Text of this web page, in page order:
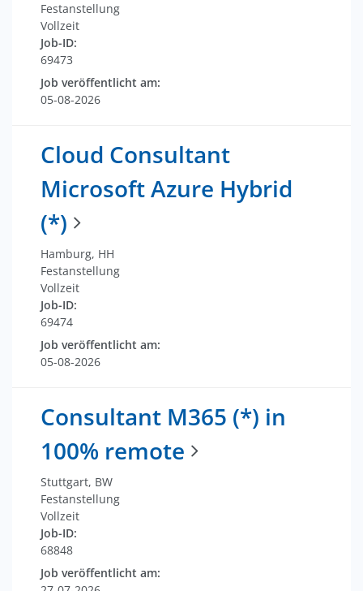
Festanstellung
Vollzeit
Job-ID:
69473
Job veröffentlicht am:
05-08-2026
Cloud Consultant
Microsoft Azure Hybrid
(*)
Hamburg, HH
Festanstellung
Vollzeit
Job-ID:
69474
Job veröffentlicht am:
05-08-2026
Consultant M365 (*) in
100% remote
Stuttgart, BW
Festanstellung
Vollzeit
Job-ID:
68848
Job veröffentlicht am: